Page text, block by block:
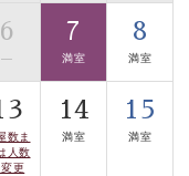
の温泉の質を楽し
されるプライベー
6
—
7
満室
8
満室
数ま
人数
更
14
満室
15
満室